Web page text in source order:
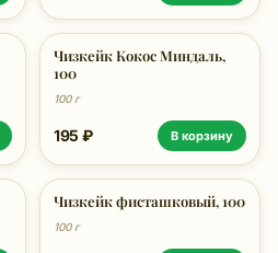
Чизкейк Кокос Миндаль,
100
100 г
195 ₽ В корзину
Чизкейк фисташковый, 100
100 г